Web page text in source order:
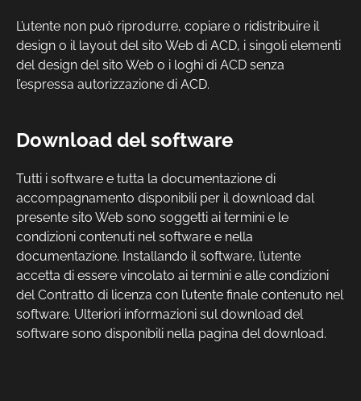
L’utente non può riprodurre, copiare o ridistribuire il
design o il layout del sito Web di ACD, i singoli elementi
del design del sito Web o i loghi di ACD senza
l’espressa autorizzazione di ACD.
Download del software
Tutti i software e tutta la documentazione di
accompagnamento disponibili per il download dal
presente sito Web sono soggetti ai termini e le
condizioni contenuti nel software e nella
documentazione. Installando il software, l’utente
accetta di essere vincolato ai termini e alle condizioni
del Contratto di licenza con l’utente finale contenuto nel
software. Ulteriori informazioni sul download del
software sono disponibili nella pagina del download.